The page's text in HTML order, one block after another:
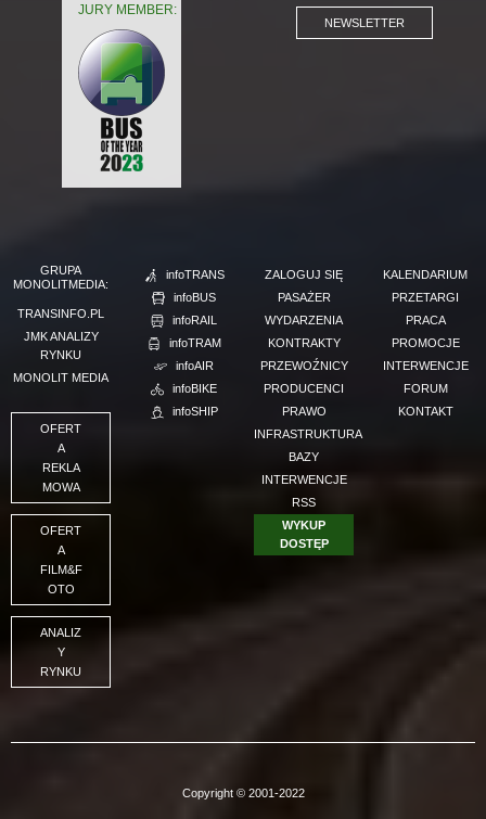
JURY MEMBER:
NEWSLETTER
GRUPA
MONOLITMEDIA:
TRANSINFO.PL
JMK ANALIZY
RYNKU
MONOLIT MEDIA
OFERT
A
REKLA
MOWA
OFERT
A
FILM&F
OTO
ANALIZ
Y
RYNKU
infoTRANS
infoBUS
infoRAIL
infoTRAM
infoAIR
infoBIKE
infoSHIP
ZALOGUJ SIĘ
PASAŻER
WYDARZENIA
KONTRAKTY
PRZEWOŹNICY
PRODUCENCI
PRAWO
INFRASTRUKTURA
BAZY
INTERWENCJE
RSS
WYKUP
DOSTĘP
KALENDARIUM
PRZETARGI
PRACA
PROMOCJE
INTERWENCJE
FORUM
KONTAKT
Copyright © 2001-2022